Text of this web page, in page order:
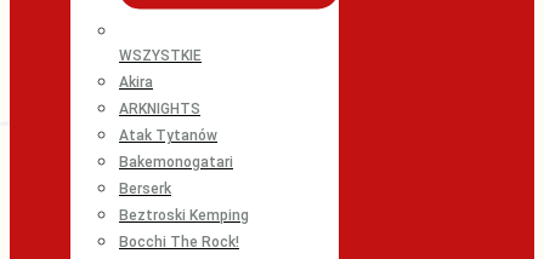
WSZYSTKIE
Akira
ARKNIGHTS
Atak Tytanów
Bakemonogatari
Berserk
Beztroski Kemping
Bocchi The Rock!